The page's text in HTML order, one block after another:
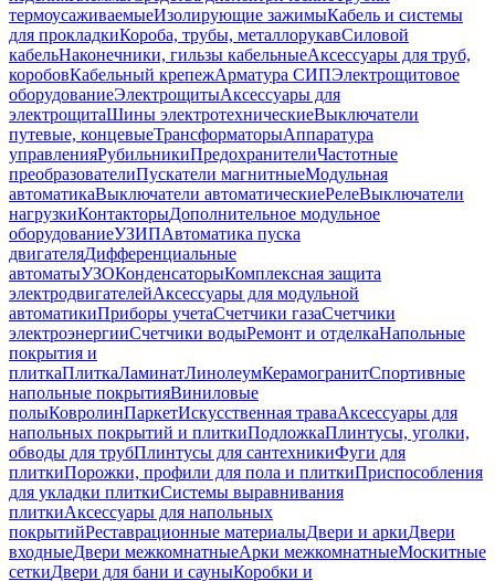
термоусаживаемыеИзолирующие зажимыКабель и системы
для прокладкиКороба, трубы, металлорукавСиловой
кабельНаконечники, гильзы кабельныеАксессуары для труб,
коробовКабельный крепежАрматура СИПЭлектрощитовое
оборудованиеЭлектрощитыАксессуары для
электрощитаШины электротехническиеВыключатели
путевые, концевыеТрансформаторыАппаратура
управленияРубильникиПредохранителиЧастотные
преобразователиПускатели магнитныеМодульная
автоматикаВыключатели автоматическиеРелеВыключатели
нагрузкиКонтакторыДополнительное модульное
оборудованиеУЗИПАвтоматика пуска
двигателяДифференциальные
автоматыУЗОКонденсаторыКомплексная защита
электродвигателейАксессуары для модульной
автоматикиПриборы учетаСчетчики газаСчетчики
электроэнергииСчетчики водыРемонт и отделкаНапольные
покрытия и
плиткаПлиткаЛаминатЛинолеумКерамогранитСпортивные
напольные покрытияВиниловые
полыКовролинПаркетИскусственная траваАксессуары для
напольных покрытий и плиткиПодложкаПлинтусы, уголки,
обводы для трубПлинтусы для сантехникиФуги для
плиткиПорожки, профили для пола и плиткиПриспособления
для укладки плиткиСистемы выравнивания
плиткиАксессуары для напольных
покрытийРеставрационные материалыДвери и аркиДвери
входныеДвери межкомнатныеАрки межкомнатныеМоскитные
сеткиДвери для бани и сауныКоробки и